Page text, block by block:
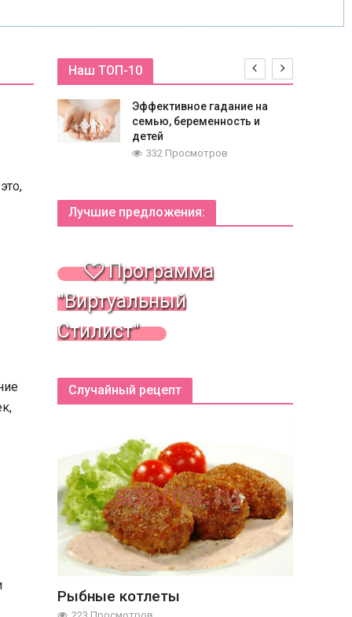
Наш ТОП-10
Эффективное гадание на
семью, беременность и
детей
332 Просмотров
Лучшие предложения:
Программа
"Виртуальный
Стилист"
Случайный рецепт
Рыбные котлеты